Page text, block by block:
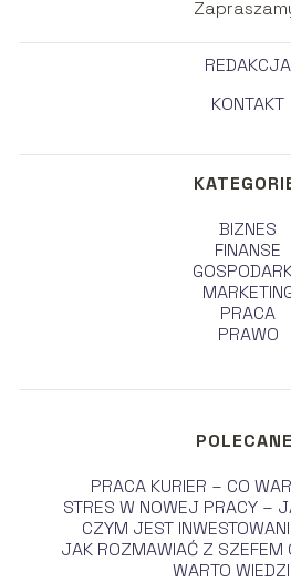
REDAKCJA
KONTAKT
BIZNES
FINANSE
PRACA
PRAWO
PRACA KURIER – CO
STRES W NOWEJ PRACY –
CZYM JEST
JAK ROZMAWIAĆ Z SZEFEM
WARTO